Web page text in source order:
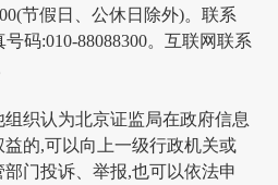
节假日、公休日除外)。联系
号码:010-88088300。互联网联系
织认为北京证监局在政府信息
的,可以向上一级行政机关或
门投诉、举报,也可以依法申